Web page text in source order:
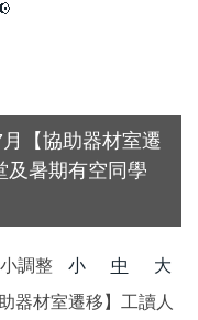
【協助器材室遷
及暑期有空同學
調整 小 中
大
器材室遷移】工讀人